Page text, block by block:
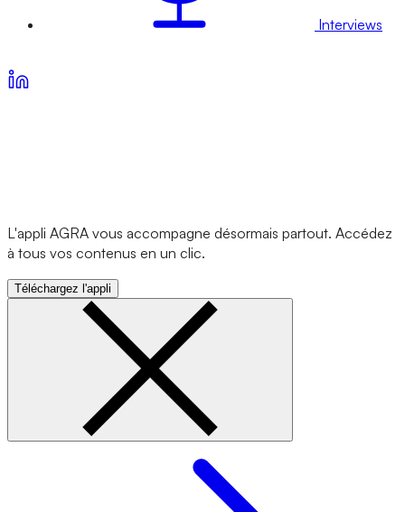
Interviews
L'appli AGRA vous accompagne désormais partout. Accédez
à tous vos contenus en un clic.
Téléchargez l'appli